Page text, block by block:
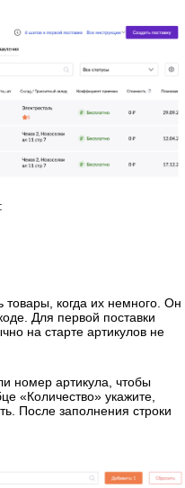
когда их немного. Он
Для первой поставки
на старте артикулов не
номер артикула, чтобы
«Количество» укажите,
После заполнения строки